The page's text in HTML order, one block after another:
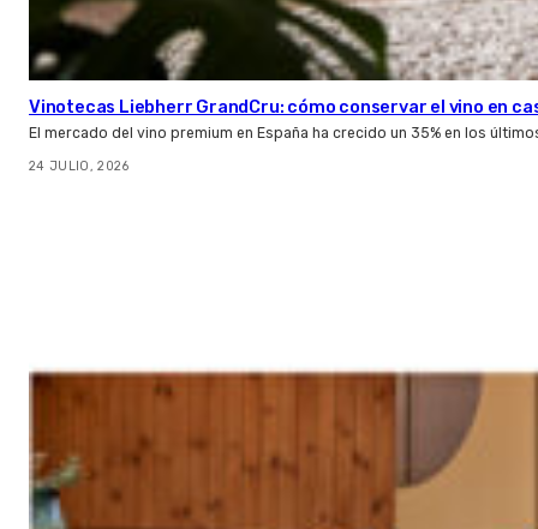
Vinotecas Liebherr GrandCru: cómo conservar el vino en
El mercado del vino premium en España ha crecido un 35% en los
24 JULIO, 2026